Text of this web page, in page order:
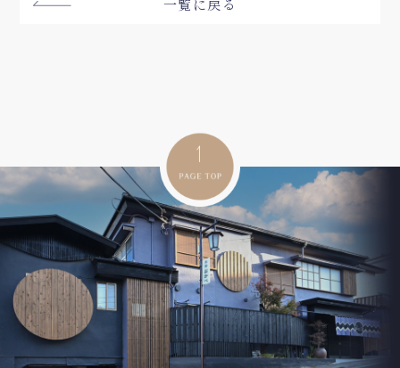
一覧に戻る